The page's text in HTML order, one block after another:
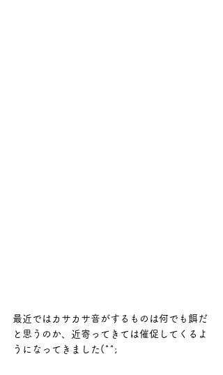
最近ではカサカサ音がするものは何でも餌だ
と思うのか、近寄ってきては催促してくるよ
うになってきました(^^;